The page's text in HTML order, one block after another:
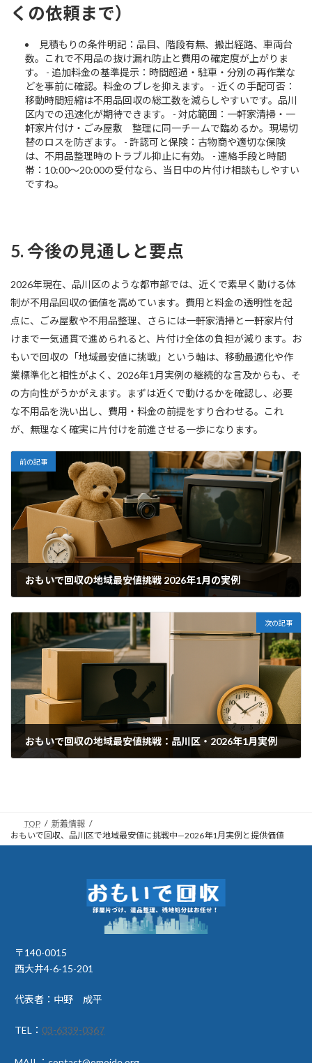
くの依頼まで）
見積もりの条件明記：品目、階段有無、搬出経路、車両台
数。これで不用品の抜け漏れ防止と費用の確定度が上がりま
す。 - 追加料金の基準提示：時間超過・駐車・分別の再作業な
どを事前に確認。料金のブレを抑えます。 - 近くの手配可否：
移動時間短縮は不用品回収の総工数を減らしやすいです。品川
区内での迅速化が期待できます。 - 対応範囲：一軒家清掃・一
軒家片付け・ごみ屋敷 整理に同一チームで臨めるか。現場切
替のロスを防ぎます。 - 許認可と保険：古物商や適切な保険
は、不用品整理時のトラブル抑止に有効。 - 連絡手段と時間
帯：10:00〜20:00の受付なら、当日中の片付け相談もしやすい
ですね。
5. 今後の見通しと要点
2026年現在、品川区のような都市部では、近くで素早く動ける体
制が不用品回収の価値を高めています。費用と料金の透明性を起
点に、ごみ屋敷や不用品整理、さらには一軒家清掃と一軒家片付
けまで一気通貫で進められると、片付け全体の負担が減ります。お
もいで回収の「地域最安値に挑戦」という軸は、移動最適化や作
業標準化と相性がよく、2026年1月実例の継続的な言及からも、そ
の方向性がうかがえます。まずは近くで動けるかを確認し、必要
な不用品を洗い出し、費用・料金の前提をすり合わせる。これ
が、無理なく確実に片付けを前進させる一歩になります。
前の記事
おもいで回収の地域最安値挑戦 2026年1月の実例
次の記事
おもいで回収の地域最安値挑戦：品川区・2026年1月実例
TOP
新着情報
おもいで回収、品川区で地域最安値に挑戦中—2026年1月実例と提供価値
〒140-0015
西大井4-6-15-201
代表者：中野 成平
TEL： 03-6339-0367